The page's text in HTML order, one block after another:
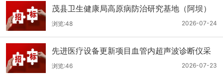
茂县卫生健康局高原病防治研究基地（阿坝）
手术、急救及生命支持类医疗设备购置项目招
标公告
2026-07-24
浏览:48
先进医疗设备更新项目血管内超声波诊断仪采
购（三次）公开招标公告
2026-07-23
浏览:46